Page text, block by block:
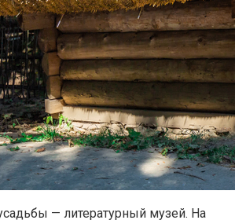
— литературный музей. На